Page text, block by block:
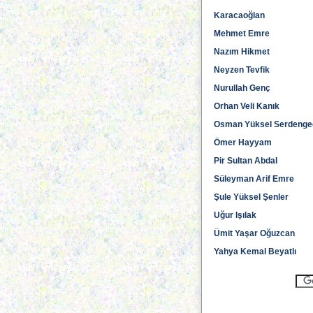
Karacaoğlan
Mehmet Emre
Nazım Hikmet
Neyzen Tevfik
Nurullah Genç
Orhan Veli Kanık
Osman Yüksel
Ömer Hayyam
Pir Sultan Abdal
Süleyman Arif Emre
Şule Yüksel Şenler
Uğur Işılak
Ümit Yaşar Oğuzcan
Yahya Kemal Beyatlı